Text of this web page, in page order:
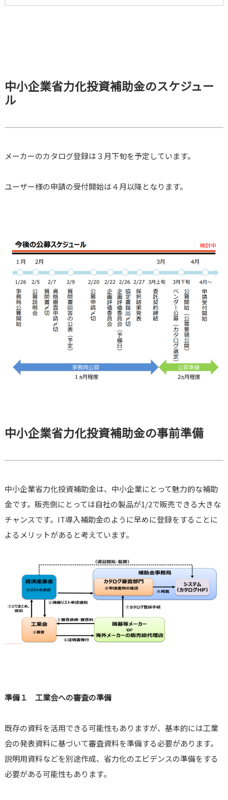
中小企業省力化投資補助金のスケジュー
ル
メーカーのカタログ登録は３月下旬を予定しています。
ユーザー様の申請の受付開始は４月以降となります。
中小企業省力化投資補助金の事前準備
中小企業省力化投資補助金は、中小企業にとって魅力的な補助
金です。販売側にとっては自社の製品が1/2で販売できる大きな
チャンスです。IT導入補助金のように早めに登録をすることに
よるメリットがあると考えています。
準備１ 工業会への審査の準備
既存の資料を活用できる可能性もありますが、基本的には工業
会の発表資料に基づいて審査資料を準備する必要があります。
説明用資料などを別途作成、省力化のエビデンスの準備をする
必要がある可能性もあります。